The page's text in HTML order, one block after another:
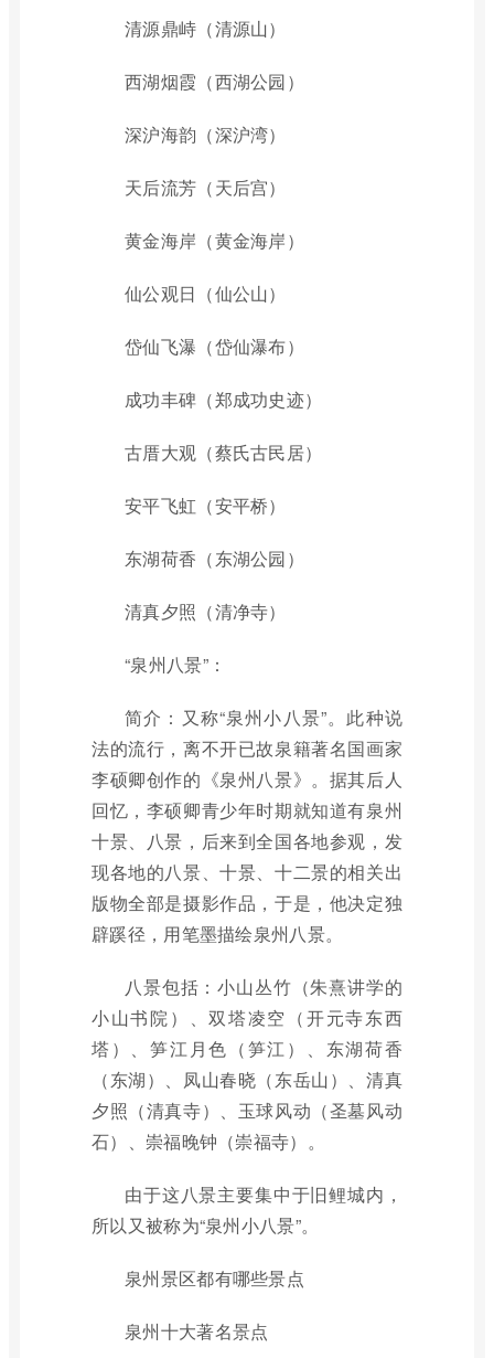
清源鼎峙（清源山）
西湖烟霞（西湖公园）
深沪海韵（深沪湾）
天后流芳（天后宫）
黄金海岸（黄金海岸）
仙公观日（仙公山）
岱仙飞瀑（岱仙瀑布）
成功丰碑（郑成功史迹）
古厝大观（蔡氏古民居）
安平飞虹（安平桥）
东湖荷香（东湖公园）
清真夕照（清净寺）
“泉州八景”：
简介：又称“泉州小八景”。此种说
法的流行，离不开已故泉籍著名国画家
李硕卿创作的《泉州八景》。据其后人
回忆，李硕卿青少年时期就知道有泉州
十景、八景，后来到全国各地参观，发
现各地的八景、十景、十二景的相关出
版物全部是摄影作品，于是，他决定独
辟蹊径，用笔墨描绘泉州八景。
八景包括：小山丛竹（朱熹讲学的
小山书院）、双塔凌空（开元寺东西
塔）、笋江月色（笋江）、东湖荷香
（东湖）、凤山春晓（东岳山）、清真
夕照（清真寺）、玉球风动（圣墓风动
石）、崇福晚钟（崇福寺）。
由于这八景主要集中于旧鲤城内，
所以又被称为“泉州小八景”。
泉州景区都有哪些景点
泉州十大著名景点